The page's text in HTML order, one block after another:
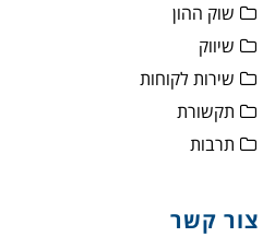
שוק ההון
שיווק
שירות לקוחות
תקשורת
תרבות
צור קשר